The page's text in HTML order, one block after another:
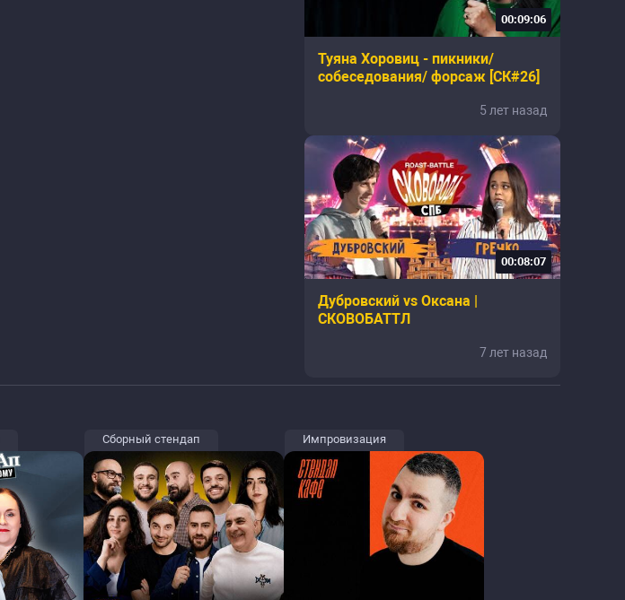
00:09:06
Туяна Хоровиц - пикники/
собеседования/ форсаж [СК#26]
5 лет назад
00:08:07
Дубровский vs Оксана |
СКОВОБАТТЛ
7 лет назад
Сборный стендап Импровизация